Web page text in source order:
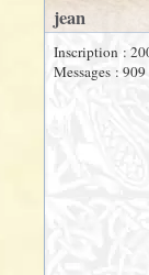
jean
Inscription :
Messages : 909